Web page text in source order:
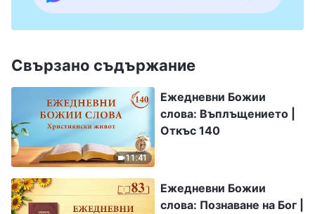
Свързано съдържание
11:41
Ежедневни Божии
слова: Въплъщението |
Откъс 140
Ежедневни Божии
слова: Познаване на Бог |